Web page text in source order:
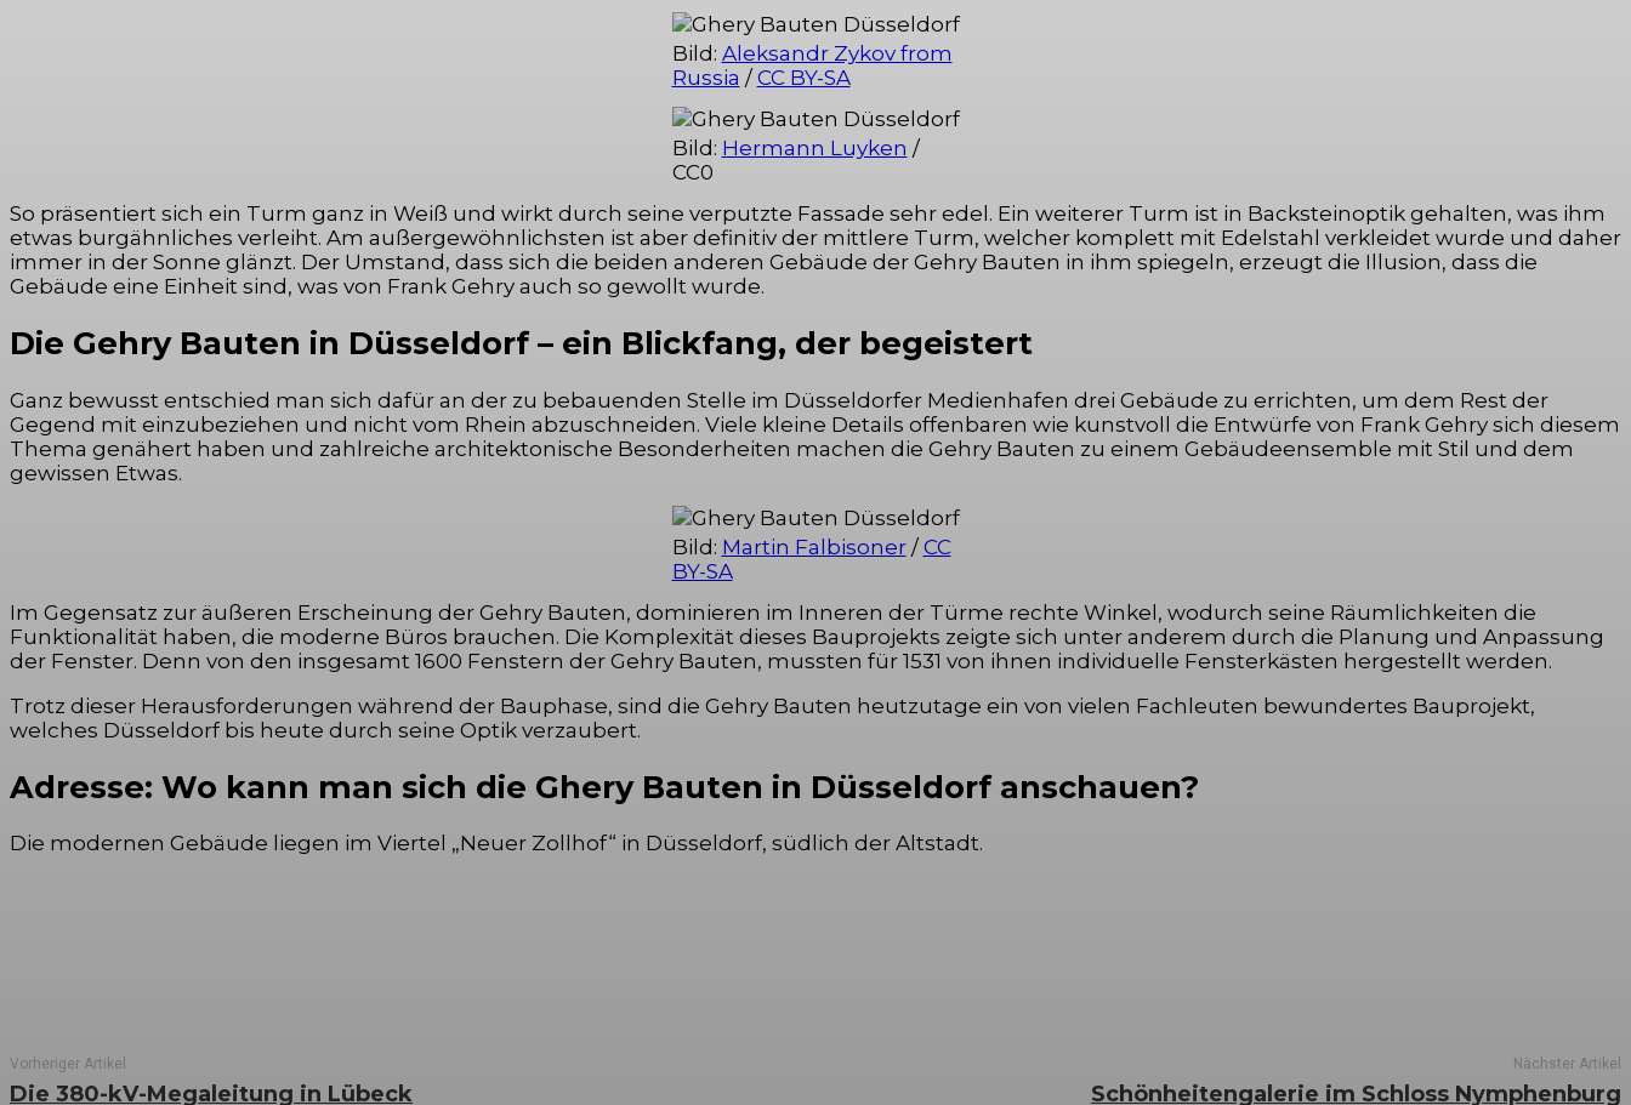
Bild: Aleksandr Zykov from
Russia / CC BY-SA
Bild: Hermann Luyken /
CC0
So präsentiert sich ein Turm ganz in Weiß und wirkt durch seine verputzte Fassade sehr edel. Ein weiterer Turm ist in Backsteinoptik gehalten, was ihm
etwas burgähnliches verleiht. Am außergewöhnlichsten ist aber definitiv der mittlere Turm, welcher komplett mit Edelstahl verkleidet wurde und daher
immer in der Sonne glänzt. Der Umstand, dass sich die beiden anderen Gebäude der Gehry Bauten in ihm spiegeln, erzeugt die Illusion, dass die
Gebäude eine Einheit sind, was von Frank Gehry auch so gewollt wurde.
Die Gehry Bauten in Düsseldorf – ein Blickfang, der begeistert
Ganz bewusst entschied man sich dafür an der zu bebauenden Stelle im Düsseldorfer Medienhafen drei Gebäude zu errichten, um dem Rest der
Gegend mit einzubeziehen und nicht vom Rhein abzuschneiden. Viele kleine Details offenbaren wie kunstvoll die Entwürfe von Frank Gehry sich diesem
Thema genähert haben und zahlreiche architektonische Besonderheiten machen die Gehry Bauten zu einem Gebäudeensemble mit Stil und dem
gewissen Etwas.
Bild: Martin Falbisoner/ CC
BY-SA
Im Gegensatz zur äußeren Erscheinung der Gehry Bauten, dominieren im Inneren der Türme rechte Winkel, wodurch seine Räumlichkeiten die
Funktionalität haben, die moderne Büros brauchen. Die Komplexität dieses Bauprojekts zeigte sich unter anderem durch die Planung und Anpassung
der Fenster. Denn von den insgesamt 1600 Fenstern der Gehry Bauten, mussten für 1531 von ihnen individuelle Fensterkästen hergestellt werden.
Trotz dieser Herausforderungen während der Bauphase, sind die Gehry Bauten heutzutage ein von vielen Fachleuten bewundertes Bauprojekt,
welches Düsseldorf bis heute durch seine Optik verzaubert.
Adresse: Wo kann man sich die Ghery Bauten in Düsseldorf anschauen?
Die modernen Gebäude liegen im Viertel „Neuer Zollhof“ in Düsseldorf, südlich der Altstadt.
Vorheriger Artikel
Die 380-kV-Megaleitung in Lübeck
Nächster Artikel
Schönheitengalerie im Schloss Nymphenburg